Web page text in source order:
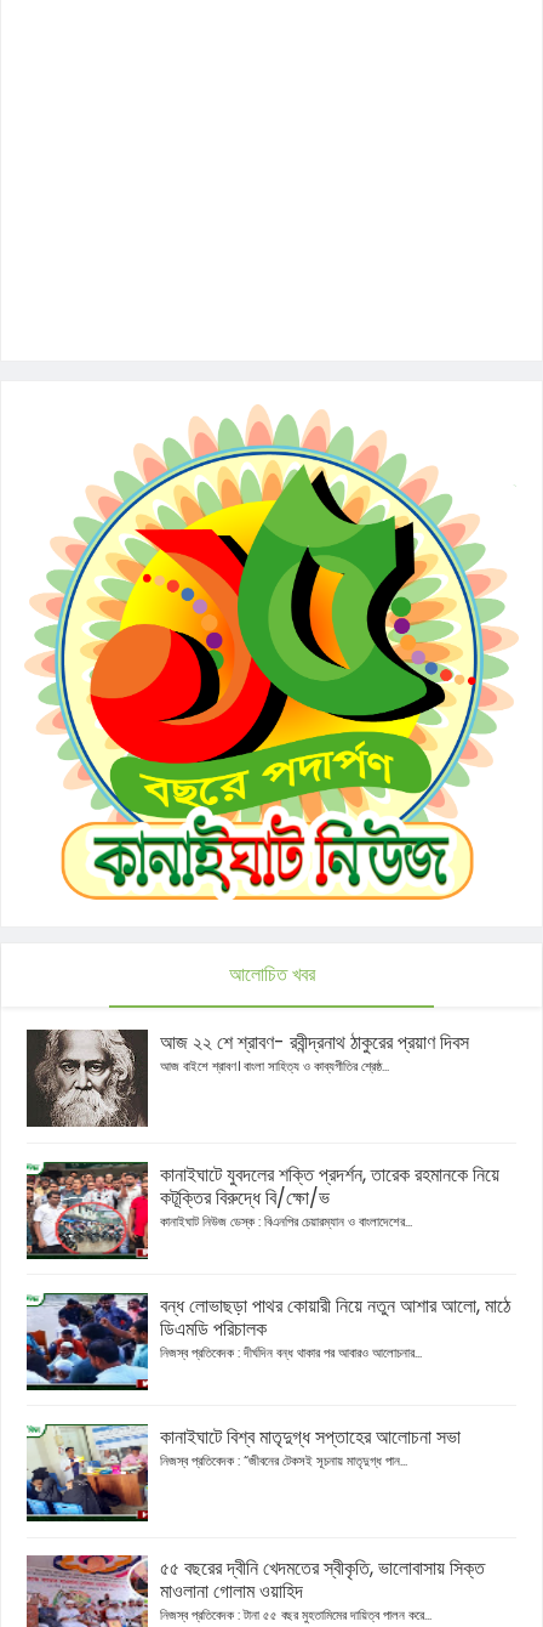
আলোচিত খবর
আজ ২২ শে শ্রাবণ- রবীন্দ্রনাথ ঠাকুরের প্রয়াণ দিবস
আজ বাইশে শ্রাবণ। বাংলা সাহিত্য ও কাব্যগীতির শ্রেষ্ঠ...
কানাইঘাটে যুবদলের শক্তি প্রদর্শন, তারেক রহমানকে নিয়ে
কটূক্তির বিরুদ্ধে বি/ক্ষো/ভ
কানাইঘাট নিউজ ডেস্ক : বিএনপির চেয়ারম্যান ও বাংলাদেশের...
বন্ধ লোভাছড়া পাথর কোয়ারী নিয়ে নতুন আশার আলো, মাঠে
ডিএমডি পরিচালক
নিজস্ব প্রতিবেদক : দীর্ঘদিন বন্ধ থাকার পর আবারও আলোচনার...
কানাইঘাটে বিশ্ব মাতৃদুগ্ধ সপ্তাহের আলোচনা সভা
নিজস্ব প্রতিবেদক : “জীবনের টেকসই সূচনায় মাতৃদুগ্ধ পান...
৫৫ বছরের দ্বীনি খেদমতের স্বীকৃতি, ভালোবাসায় সিক্ত
মাওলানা গোলাম ওয়াহিদ
নিজস্ব প্রতিবেদক : টানা ৫৫ বছর মুহতামিমের দায়িত্ব পালন করে...